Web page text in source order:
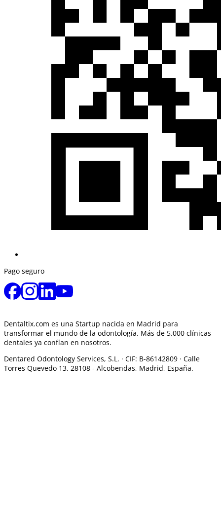
Pago seguro
Dentaltix.com es una Startup nacida en Madrid para
transformar el mundo de la odontología. Más de 5.000 clínicas
dentales ya confían en nosotros.
Dentared Odontology Services, S.L. · CIF: B-86142809 · Calle
Torres Quevedo 13, 28108 - Alcobendas, Madrid, España.